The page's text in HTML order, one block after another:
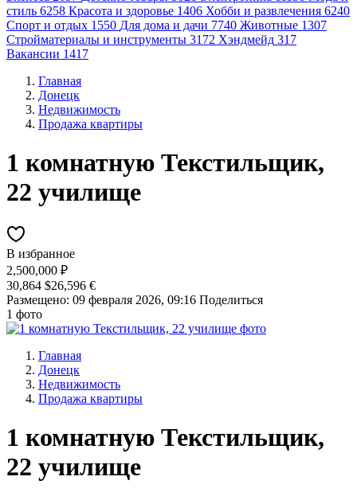
стиль 6258 Красота и здоровье 1406 Хобби и развлечения 6240
Спорт и отдых 1550 Для дома и дачи 7740 Животные 1307
Стройматериалы и инструменты 3172 Хэндмейд 317
Вакансии 1417
Главная
Донецк
Недвижимость
Продажа квартиры
1 комнатную Текстильщик,
22 училище
В избранное
2,500,000 ₽
30,864 $26,596 €
Размещено: 09 февраля 2026, 09:16 Поделиться
1 фото
Главная
Донецк
Недвижимость
Продажа квартиры
1 комнатную Текстильщик,
22 училище